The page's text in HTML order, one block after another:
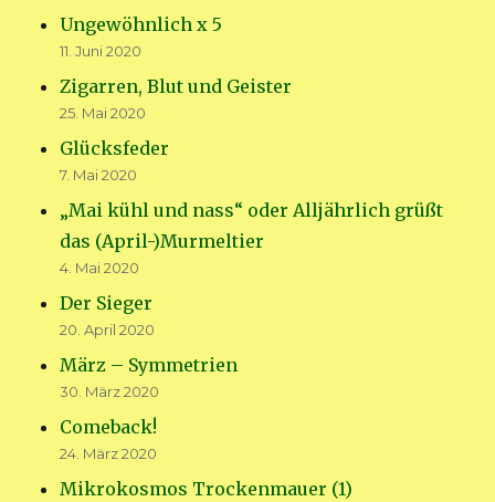
Ungewöhnlich x 5
11. Juni 2020
Zigarren, Blut und Geister
25. Mai 2020
Glücksfeder
7. Mai 2020
„Mai kühl und nass“ oder Alljährlich grüßt
das (April-)Murmeltier
4. Mai 2020
Der Sieger
20. April 2020
März – Symmetrien
30. März 2020
Comeback!
24. März 2020
Mikrokosmos Trockenmauer (1)